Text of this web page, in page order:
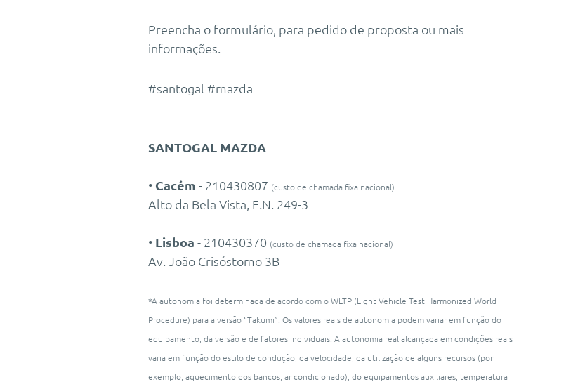
Preencha o formulário, para pedido de proposta ou mais
informações.
#santogal #mazda
SANTOGAL MAZDA
• Cacém - 210430807 (custo de chamada fixa nacional)
Alto da Bela Vista, E.N. 249-3
• Lisboa - 210430370 (custo de chamada fixa nacional)
Av. João Crisóstomo 3B
*A autonomia foi determinada de acordo com o WLTP (Light Vehicle Test Harmonized World
Procedure) para a versão “Takumi”. Os valores reais de autonomia podem variar em função do
equipamento, da versão e de fatores individuais. A autonomia real alcançada em condições reais
varia em função do estilo de condução, da velocidade, da utilização de alguns recursos (por
exemplo, aquecimento dos bancos, ar condicionado), do equipamentos auxiliares, temperatura